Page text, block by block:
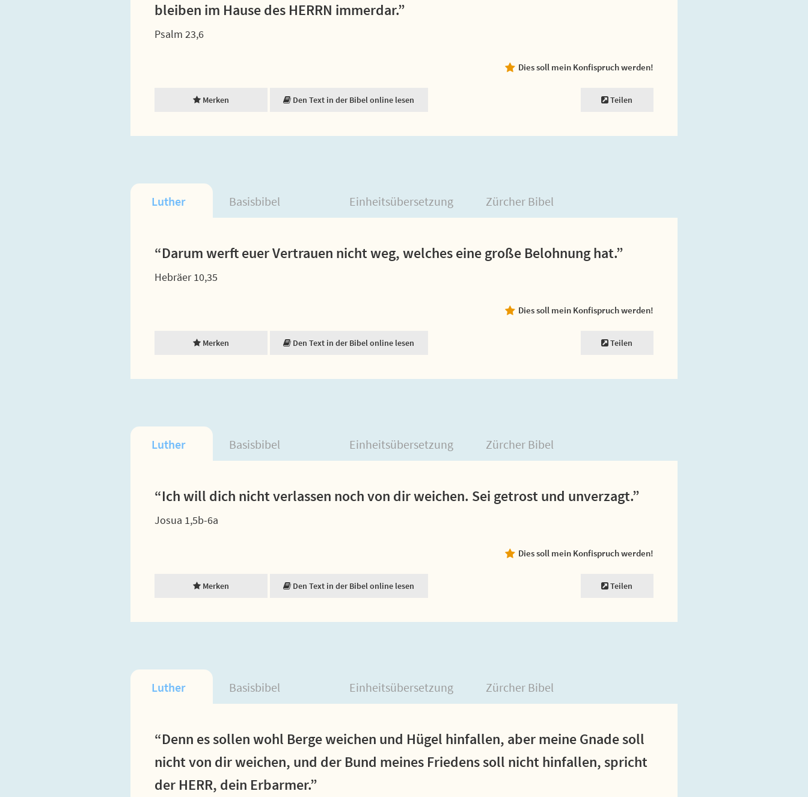
bleiben im Hause des HERRN immerdar.”
Psalm 23,6
Dies soll mein Konfispruch werden!
Merken Den Text in der Bibel online lesen Teilen
Luther Basisbibel Einheitsübersetzung Zürcher Bibel
“Darum werft euer Vertrauen nicht weg, welches eine große Belohnung hat.”
Hebräer 10,35
Dies soll mein Konfispruch werden!
Merken Den Text in der Bibel online lesen Teilen
Luther Basisbibel Einheitsübersetzung Zürcher Bibel
“Ich will dich nicht verlassen noch von dir weichen. Sei getrost und unverzagt.”
Josua 1,5b-6a
Dies soll mein Konfispruch werden!
Merken Den Text in der Bibel online lesen Teilen
Luther Basisbibel Einheitsübersetzung Zürcher Bibel
“Denn es sollen wohl Berge weichen und Hügel hinfallen, aber meine Gnade soll
nicht von dir weichen, und der Bund meines Friedens soll nicht hinfallen, spricht
der HERR, dein Erbarmer.”